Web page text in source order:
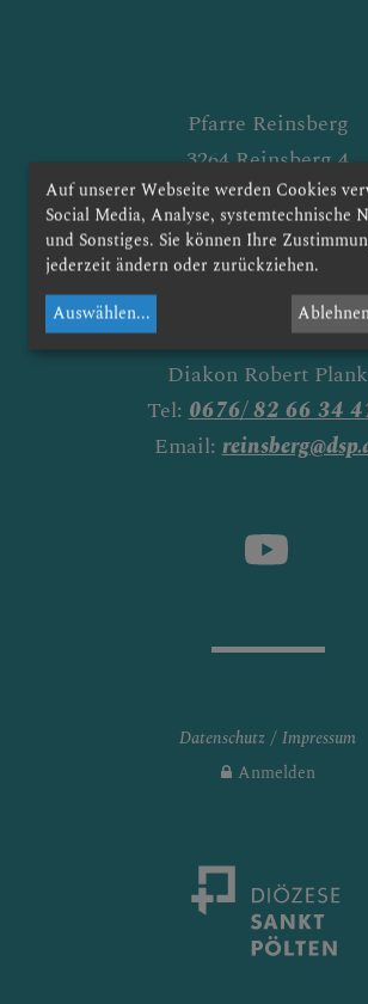
Pfarre Reinsberg
3264 Reinsberg 4
Seelsorger:
Pfarrmoderator Mag. Simon
Tel:0676/ 82 66 34
Pfarrer i.R. Franz
Tel:
0676/ 82 66 33
Diakon Robert Plank
Tel:0676/ 82 66 34
Email:
Datenschutz
Impressum
Anmelden
Auf unserer Webseite werden Cookies
Social Media, Analyse, systemtechnische
und Sonstiges. Sie können Ihre
jederzeit ändern oder zurückziehen.
Auswählen... Ablehnen